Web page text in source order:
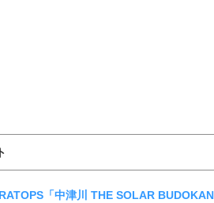
「中津川 THE SOLAR